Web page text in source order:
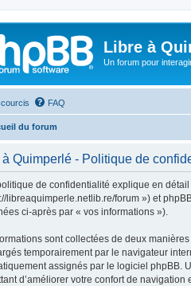
Libre à
Un forum pour
FAQ
du forum
à Quimperlé - Politique de
de confidentialité explique en
libreaquimperle.netlib.re/forum ») et
ci-après par « vos informations »).
sont collectées de deux
temporairement par le navigateur
assignés par le logiciel phpBB.
d’améliorer votre confort de navigation